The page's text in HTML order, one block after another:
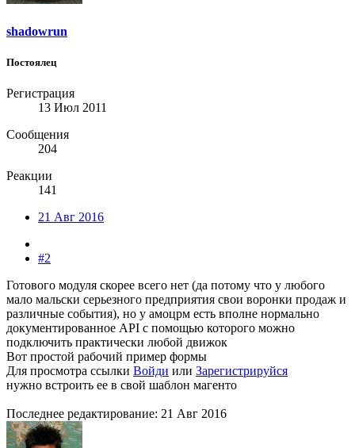
shadowrun
Постоялец
Регистрация
13 Июл 2011
Сообщения
204
Реакции
141
21 Авг 2016
#2
Готового модуля скорее всего нет (да потому что у любого
мало мальски серьезного предприятия свои воронки продаж и
различные события), но у амоцрм есть вполне нормально
документированное API с помощью которого можно
подключить практически любой движок
Вот простой рабочий пример формы
Для просмотра ссылки Войди или Зарегистрируйся
нужно встроить ее в свой шаблон магенто
Последнее редактирование: 21 Авг 2016